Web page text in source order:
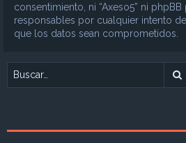
consentimiento, ni “Axeso5” ni
responsables por cualquier intento
que los datos sean comprometidos.